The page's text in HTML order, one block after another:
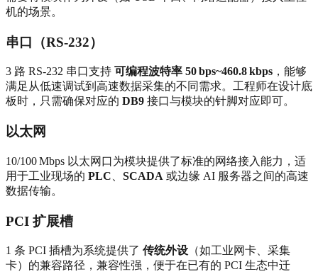
机的场景。
串口（RS‑232）
3 路 RS‑232 串口支持 可编程波特率 50 bps~460.8 kbps ，能够
满足从低速调试到高速数据采集的不同需求。工程师在设计底
板时，只需确保对应的 DB9 接口与模块的针脚对应即可。
以太网
10/100 Mbps 以太网口为模块提供了标准的网络接入能力，适
用于工业现场的 PLC SCADA 或边缘 AI 服务器之间的高速
数据传输。
PCI 扩展槽
1 条 PCI 插槽为系统提供了 传统外设 （如工业网卡、采集
卡）的兼容路径，兼容性强，便于在已有的 PCI 生态中迁